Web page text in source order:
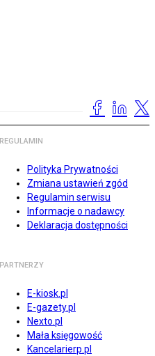
REGULAMIN
Polityka Prywatności
Zmiana ustawień zgód
Regulamin serwisu
Informacje o nadawcy
Deklaracja dostępności
PARTNERZY
E-kiosk.pl
E-gazety.pl
Nexto.pl
Mała księgowość
Kancelarierp.pl